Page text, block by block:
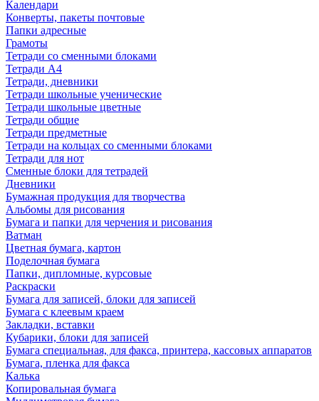
Календари
Конверты, пакеты почтовые
Папки адресные
Грамоты
Тетради со сменными блоками
Тетради А4
Тетради, дневники
Тетради школьные ученические
Тетради школьные цветные
Тетради общие
Тетради предметные
Тетради на кольцах со сменными блоками
Тетради для нот
Сменные блоки для тетрадей
Дневники
Бумажная продукция для творчества
Альбомы для рисования
Бумага и папки для черчения и рисования
Ватман
Цветная бумага, картон
Поделочная бумага
Папки, дипломные, курсовые
Раскраски
Бумага для записей, блоки для записей
Бумага с клеевым краем
Закладки, вставки
Кубарики, блоки для записей
Бумага специальная, для факса, принтера, кассовых аппаратов
Бумага, пленка для факса
Калька
Копировальная бумага